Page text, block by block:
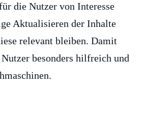
die Nutzer von Interesse
Aktualisieren der Inhalte
relevant bleiben. Damit
besonders hilfreich und